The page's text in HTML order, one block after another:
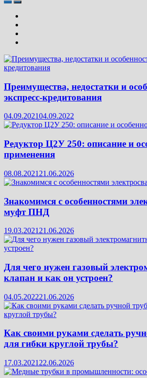
Преимущества, недостатки и
экспресс-кредитования
04.09.202104.09.2022
Редуктор Ц2У 250: описание и
применения
08.08.2021 21.06.2026
Знакомимся с особенностями
муфт ПНД
19.03.2021 21.06.2026
Для чего нужен газовый
клапан и как он устроен?
04.05.202221.06.2026
Как своими руками сделать
для гибки круглой трубы?
17.03.2021 22.06.2026